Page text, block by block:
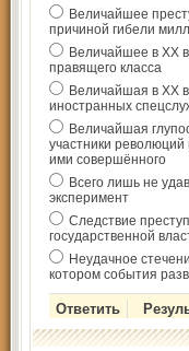
Величайшее
причиной гибели
Величайшее в ХХ
правящего класса
Величайшая в ХХ
иностранных
Величайшая
участники революций
ими совершённого
Всего лишь не
эксперимент
Следствие
государственной
Неудачное
котором события